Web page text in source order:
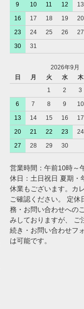
9
10 11 12 13
16
17 18 19 20
23
24 25 26 27
30
31
2026年9月
日
月 火 水 木
1
2 3
6
7 8 9 10
13
14 15 16 17
20
21 22 23 24
27
28 29 30
営業時間：午前10時
休日：土日祝日 夏期・
休業もございます。カ
ご確認ください。 定休
務・お問い合わせへの
みしておりますが、 ご
続き・お問い合わせフ
は可能です。